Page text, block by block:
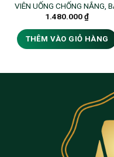
VIÊN UỐNG CHỐNG NẮNG,
1.480.000₫
THÊM VÀO GIỎ HÀNG
MỜ THÂM NÁM, GIẢM